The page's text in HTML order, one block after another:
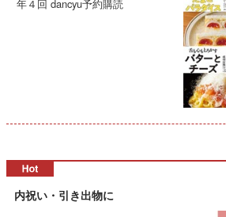
年４回 dancyu予約購読
内祝い・引き出物に